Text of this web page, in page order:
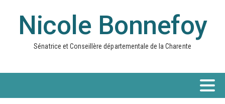
Nicole Bonnefoy
Sénatrice et Conseillère départementale de la Charente